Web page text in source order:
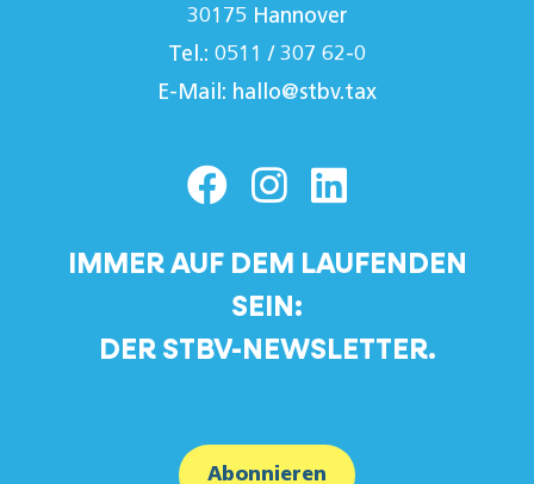
30175 Hannover
Tel.: 0511 / 307 62-0
E-Mail: hallo@stbv.tax
IMMER AUF DEM LAUFENDEN
SEIN:
DER STBV-NEWSLETTER.
Abonnieren